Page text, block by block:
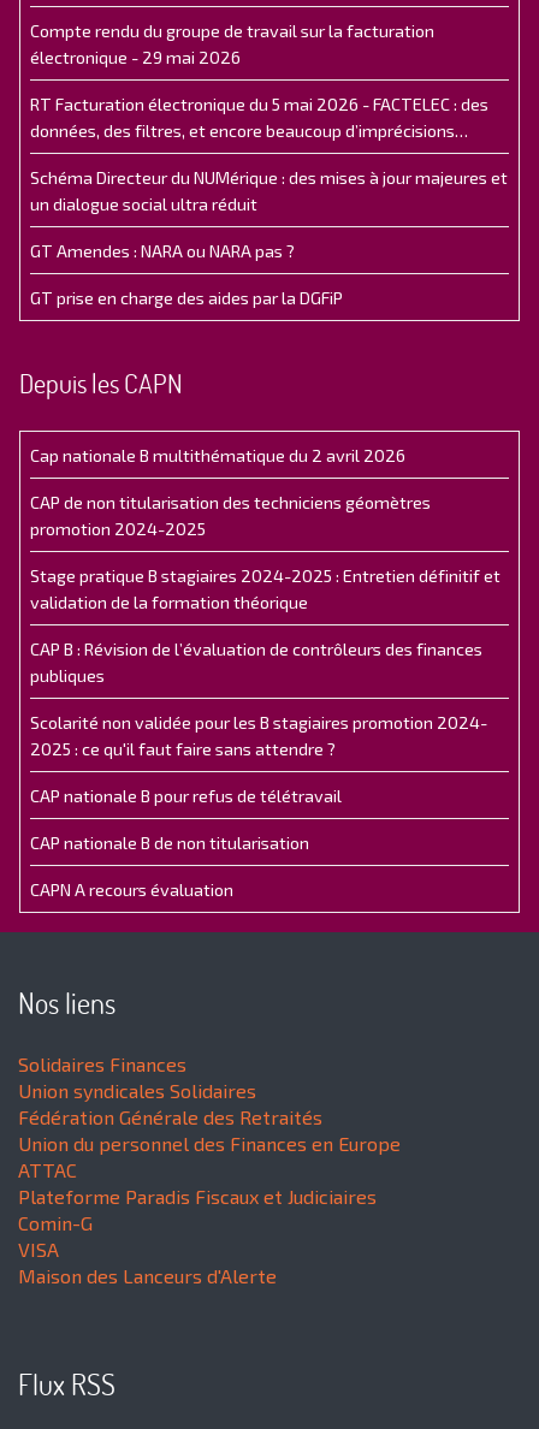
Compte rendu du groupe de travail sur la facturation
électronique - 29 mai 2026
RT Facturation électronique du 5 mai 2026 - FACTELEC : des
données, des filtres, et encore beaucoup d’imprécisions…
Schéma Directeur du NUMérique : des mises à jour majeures et
un dialogue social ultra réduit
GT Amendes : NARA ou NARA pas ?
GT prise en charge des aides par la DGFiP
Depuis les CAPN
Cap nationale B multithématique du 2 avril 2026
CAP de non titularisation des techniciens géomètres
promotion 2024-2025
Stage pratique B stagiaires 2024-2025 : Entretien définitif et
validation de la formation théorique
CAP B : Révision de l’évaluation de contrôleurs des finances
publiques
Scolarité non validée pour les B stagiaires promotion 2024-
2025 : ce qu'il faut faire sans attendre ?
CAP nationale B pour refus de télétravail
CAP nationale B de non titularisation
CAPN A recours évaluation
Nos liens
Solidaires Finances
Union syndicales Solidaires
Fédération Générale des Retraités
Union du personnel des Finances en Europe
ATTAC
Plateforme Paradis Fiscaux et Judiciaires
Comin-G
VISA
Maison des Lanceurs d'Alerte
Flux RSS